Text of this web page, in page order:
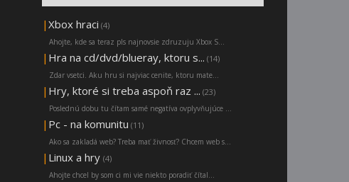
| Xbox hraci (4)
Ahojte, kde sa teraz pls najnovsie zdruzuju Xbox S...
| Hra na cd/dvd/blueray, ktoru s... (14)
Zdar vsetci. Aku hru si najviac cenite, ktoru mate...
| Hry, ktoré si treba aspoň raz ... (23)
Poslednú dobu tu čítam samé negatíva ovplyvňujúce ...
| Pc - na komunitu (11)
Ako sa zakladá web? Treba mať živnosť? Chcem web s...
| Linux a hry (4)
Ahojte chcel by som ci mi vie niekto poradiť čítal...